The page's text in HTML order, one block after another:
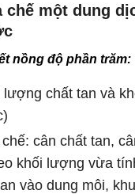
chế một dung
nồng độ phần trăm:
lượng chất tan và
cân chất tan,
khối lượng vừa
vào dung môi,